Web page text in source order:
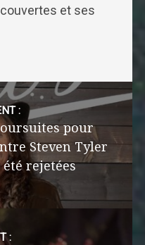
et ses
:
pour
Steven Tyler
rejetées
: